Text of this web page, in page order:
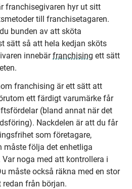
franchisegivaren hyr ut sitt
till franchisetagaren.
bunden av att sköta
sätt så att hela kedjan sköts
innebärfranchising ett sätt
franchising är ett sätt att
ett färdigt varumärke får
(bland annat när det
Nackdelen är att du får
som företagare,
måste följa det enhetliga
noga med att kontrollera i
måste också räkna med en stor
från början.